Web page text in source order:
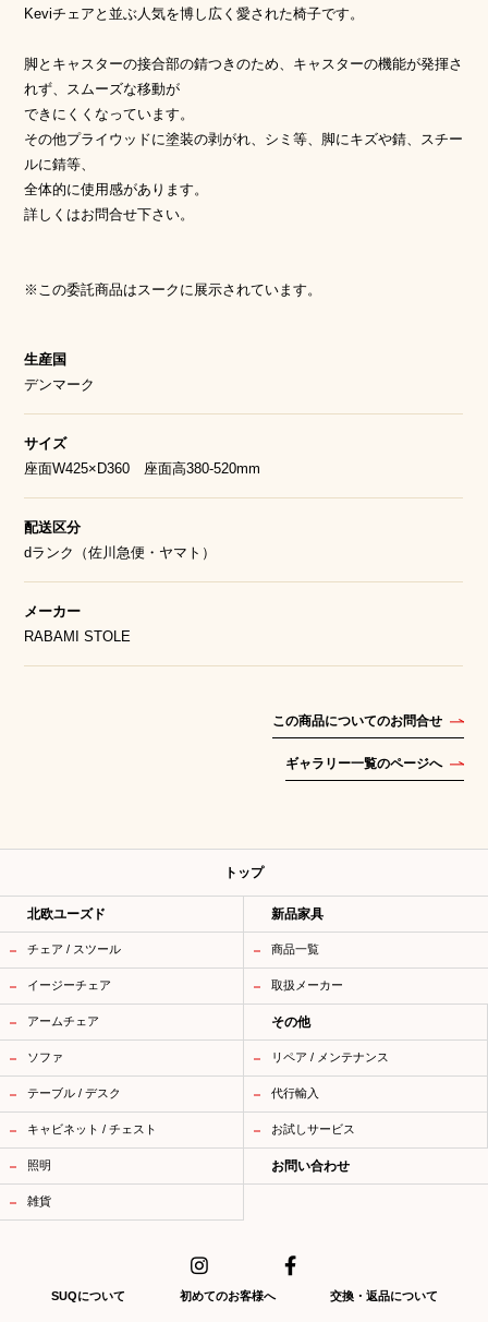
Keviチェアと並ぶ人気を博し広く愛された椅子です。
脚とキャスターの接合部の錆つきのため、キャスターの機能が発揮さ
れず、スムーズな移動が
できにくくなっています。
その他プライウッドに塗装の剥がれ、シミ等、脚にキズや錆、スチー
ルに錆等、
全体的に使用感があります。
詳しくはお問合せ下さい。
※この委託商品はスークに展示されています。
生産国
デンマーク
サイズ
座面W425×D360 座面高380-520mm
配送区分
dランク（佐川急便・ヤマト）
メーカー
RABAMI STOLE
この商品についてのお問合せ
ギャラリー一覧のページへ
トップ
北欧ユーズド
チェア / スツール
イージーチェア
アームチェア
ソファ
テーブル / デスク
キャビネット / チェスト
照明
雑貨
新品家具
商品一覧
取扱メーカー
その他
リペア / メンテナンス
代行輸入
お試しサービス
お問い合わせ
SUQについて 初めてのお客様へ 交換・返品について